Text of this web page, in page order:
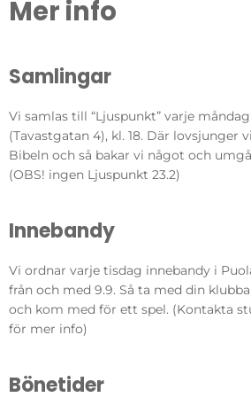
Mer info
Samlingar
Vi samlas till “Ljuspunkt” varje
(Tavastgatan 4), kl. 18. Där lovsjunger
Bibeln och så bakar vi något och
(OBS! ingen Ljuspunkt 23.2)
Innebandy
Vi ordnar varje tisdag innebandy i
från och med 9.9. Så ta med din
och kom med för ett spel. (Kontakta
för mer info)
Bönetider